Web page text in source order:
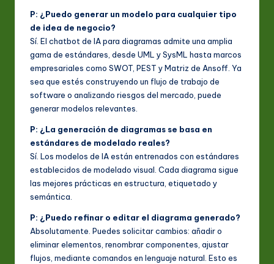
P: ¿Puedo generar un modelo para cualquier tipo
de idea de negocio?
Sí. El chatbot de IA para diagramas admite una amplia
gama de estándares, desde UML y SysML hasta marcos
empresariales como SWOT, PEST y Matriz de Ansoff. Ya
sea que estés construyendo un flujo de trabajo de
software o analizando riesgos del mercado, puede
generar modelos relevantes.
P: ¿La generación de diagramas se basa en
estándares de modelado reales?
Sí. Los modelos de IA están entrenados con estándares
establecidos de modelado visual. Cada diagrama sigue
las mejores prácticas en estructura, etiquetado y
semántica.
P: ¿Puedo refinar o editar el diagrama generado?
Absolutamente. Puedes solicitar cambios: añadir o
eliminar elementos, renombrar componentes, ajustar
flujos, mediante comandos en lenguaje natural. Esto es